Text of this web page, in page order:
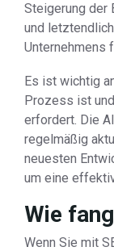
Steigerung der
und
Unternehmens
Es ist wichtig
Prozess ist
erfordert. Die
regelmäßig
neuesten
um eine
Wie
Wenn Sie mit